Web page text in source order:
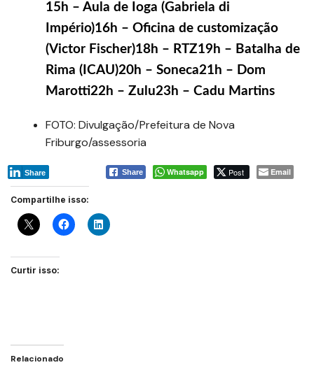
15h – Aula de Ioga (Gabriela di
Império)16h – Oficina de customização
(Victor Fischer)18h – RTZ19h – Batalha de
Rima (ICAU)20h – Soneca21h – Dom
Marotti22h – Zulu23h – Cadu Martins
FOTO: Divulgação/Prefeitura de Nova
Friburgo/assessoria
Share Whatsapp Post Email
Share
Compartilhe isso:
Curtir isso:
Relacionado